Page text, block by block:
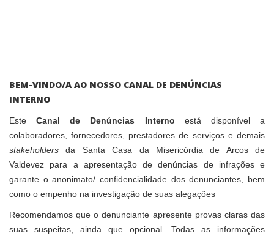
BEM-VINDO/A AO NOSSO CANAL DE DENÚNCIAS
INTERNO
EsteCanal de Denúncias Interno está disponível a
colaboradores, fornecedores, prestadores de serviços e demais
stakeholders da Santa Casa da Misericórdia de Arcos de
Valdevez para a apresentação de denúncias de infrações e
garante o anonimato/ confidencialidade dos denunciantes, bem
como o empenho na investigação de suas alegações
Recomendamos que o denunciante apresente provas claras das
suas suspeitas, ainda que opcional. Todas as informações